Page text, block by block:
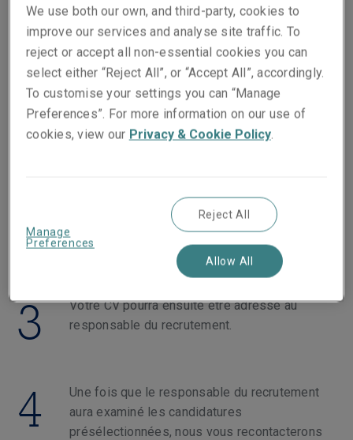
1
Portez-vous candidat en ligne pour l'un de
nos postes à pourvoir en cliquant sur les
liens de nos pages de recrutement. Vous
2
Notre équipe de recrutement examinera votre
candidature.
3
Votre CV pourra ensuite être adressé au
responsable du recrutement.
4
Une fois que le responsable du recrutement
aura examiné les candidatures
présélectionnées, nous vous recontacterons
We use both our own, and third-party, cookies to
improve our services and analyse site traffic. To
reject or accept all non-essential cookies you can
select either “Reject All”, or “Accept All”, accordingly.
To customise your settings you can “Manage
Preferences”. For more information on our use of
cookies, view our Privacy & Cookie Policy.
Manage
Preferences
Reject All
Allow All